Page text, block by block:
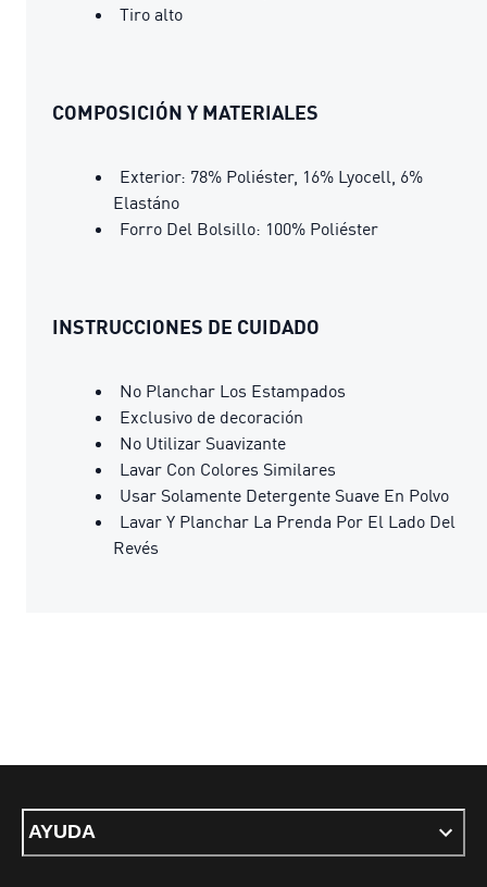
Tiro alto
COMPOSICIÓN Y MATERIALES
Exterior: 78% Poliéster, 16% Lyocell, 6%
Elastáno
Forro Del Bolsillo: 100% Poliéster
INSTRUCCIONES DE CUIDADO
No Planchar Los Estampados
Exclusivo de decoración
No Utilizar Suavizante
Lavar Con Colores Similares
Usar Solamente Detergente Suave En Polvo
Lavar Y Planchar La Prenda Por El Lado Del
Revés
AYUDA